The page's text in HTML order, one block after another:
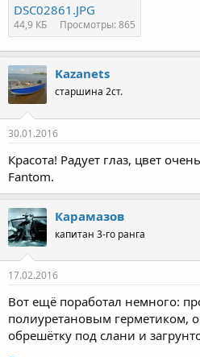
DSC02861.JPG
44,9 КБ Просмотры: 865
Kazanets
старшина 2ст.
30.01.2016
Красота! Радует глаз, цвет
Fantom.
Карамазов
капитан 3-го ранга
17.02.2016
Вот ещё поработал немного:
полиуретановым герметиком,
обрешётку под слани и